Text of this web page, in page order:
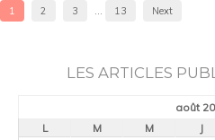
1 2 3 … 13 Next
LES ARTICLES
août
L
M M J